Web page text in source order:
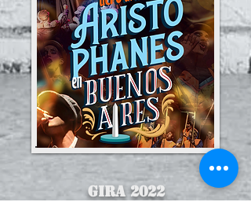
Gira 2022